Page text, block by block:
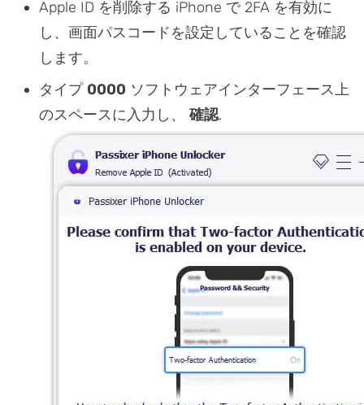
Apple ID を削除する iPhone で 2FA を有効に
し、画面パスコードを設定していることを確認
します。
タイプ 0000 ソフトウェアインターフェース上
のスペースに入力し、 確認.